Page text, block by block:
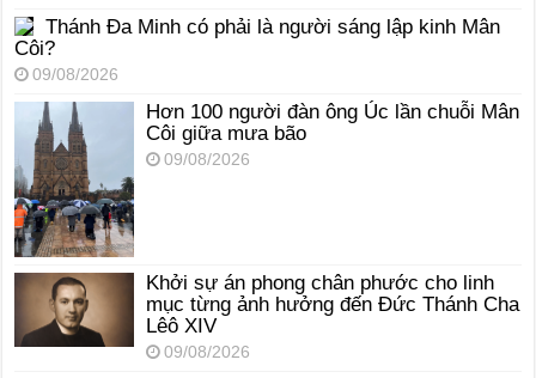
Thánh Đa Minh có phải là người sáng lập kinh Mân
Côi?
09/08/2026
Hơn 100 người đàn ông Úc lần chuỗi Mân
Côi giữa mưa bão
09/08/2026
Khởi sự án phong chân phước cho linh
mục từng ảnh hưởng đến Đức Thánh Cha
Lêô XIV
09/08/2026